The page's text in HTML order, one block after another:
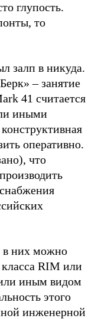
глупость.
то
залп в никуда.
– занятие
41 считается
иными
оперативно.
что
в них можно
класса RIM или
иным видом
этого
инженерной